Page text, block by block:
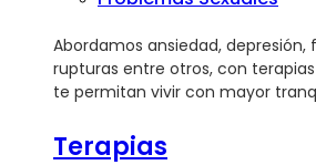
Abordamos ansiedad, depresión,
rupturas entre otros, con
te permitan vivir con mayor
Terapias